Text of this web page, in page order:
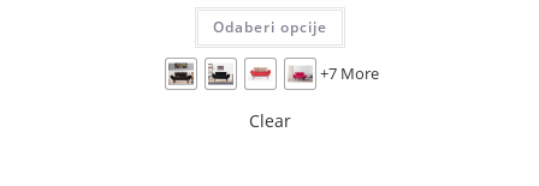
Odaberi opcije
+7 More
Clear